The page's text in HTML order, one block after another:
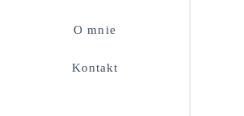
O mnie
Kontakt